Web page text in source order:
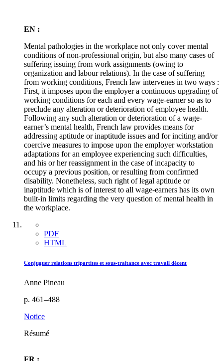
EN :
Mental pathologies in the workplace not only cover mental
conditions of non-professional origin, but also many cases of
suffering issuing from work assignments (owing to
organization and labour relations). In the case of suffering
from working conditions, French law intervenes in two ways :
First, it imposes upon the employer a continuous upgrading of
working conditions for each and every wage-earner so as to
preclude any alteration or deterioration of employee health.
Following any such alteration or deterioration of a wage-
earner’s mental health, French law provides means for
addressing aptitude or inaptitude issues and for inciting and/or
coercive measures to impose upon the employer workstation
adaptations for an employee experiencing such difficulties,
and his or her reassignment in the case of incapacity to
occupy a previous position, or resulting from confirmed
disability. Nonetheless, such right of legal aptitude or
inaptitude which is of interest to all wage-earners has its own
built-in limits regarding the very question of mental health in
the workplace.
PDF
HTML
Conjuguer relations tripartites et sous-traitance avec travail décent
Anne Pineau
p. 461–488
Notice
Résumé
FR :